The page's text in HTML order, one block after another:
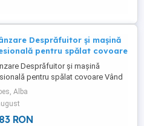
Desprăfuitor și mașină
pentru spălat covoare
Desprăfuitor și mașină
pentru spălat covoare Vând
pentru covoare și mașină
pentru spălat covoare, ideale
o spălătorie de covoare sau pentru
să înceapă o afacere în acest
Alba
RON